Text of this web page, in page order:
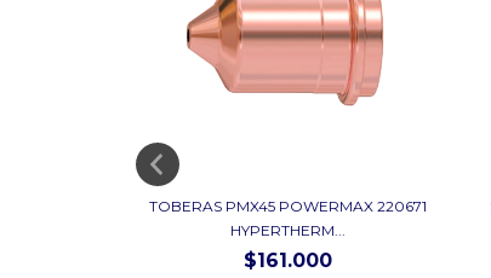
TOBERAS PMX45 POWERMAX 220671
HYPERTHERM...
$161.000